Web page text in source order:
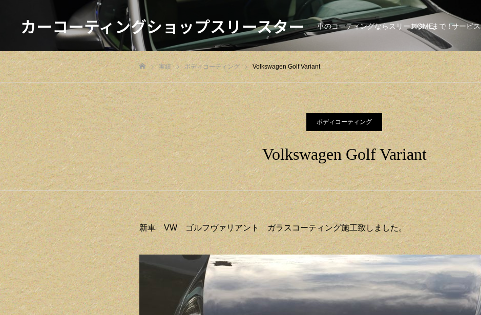
カーコーティングショップスリースター 車のコーティングならスリースターまで！
HOME サービス
ホーム
実績 ボディコーティング Volkswagen Golf Variant
ボディコーティング
Volkswagen Golf Variant
新車 VW ゴルフヴァリアント ガラスコーティング施工致しました。